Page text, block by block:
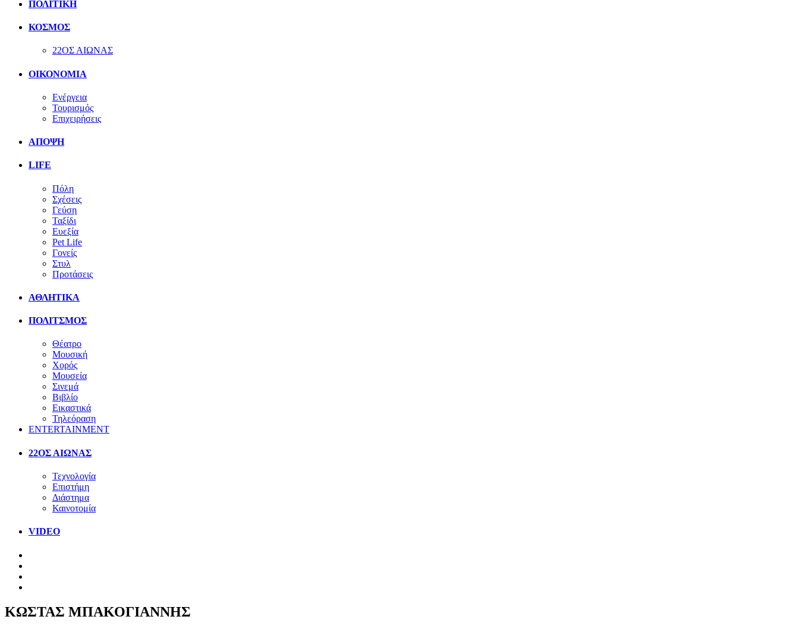
ΠΟΛΙΤΙΚΗ
ΚΟΣΜΟΣ
22ΟΣ ΑΙΩΝΑΣ
ΟΙΚΟΝΟΜΙΑ
Ενέργεια
Τουρισμός
Επιχειρήσεις
ΑΠΟΨΗ
LIFE
Πόλη
Σχέσεις
Γεύση
Ταξίδι
Ευεξία
Pet Life
Γονείς
Στυλ
Προτάσεις
ΑΘΛΗΤΙΚΑ
ΠΟΛΙΤΣΜΟΣ
Θέατρο
Μουσική
Χορός
Μουσεία
Σινεμά
Βιβλίο
Εικαστικά
Τηλεόραση
ENTERTAINMENT
22ΟΣ ΑΙΩΝΑΣ
Τεχνολογία
Επιστήμη
Διάστημα
Καινοτομία
VIDEO
ΚΩΣΤΑΣ ΜΠΑΚΟΓΙΑΝΝΗΣ